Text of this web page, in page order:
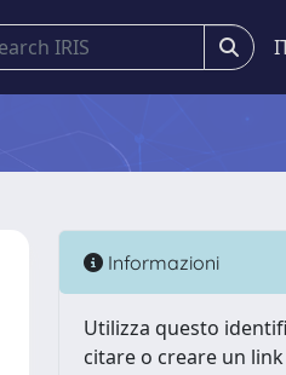
Informazioni
Utilizza questo
citare o creare un